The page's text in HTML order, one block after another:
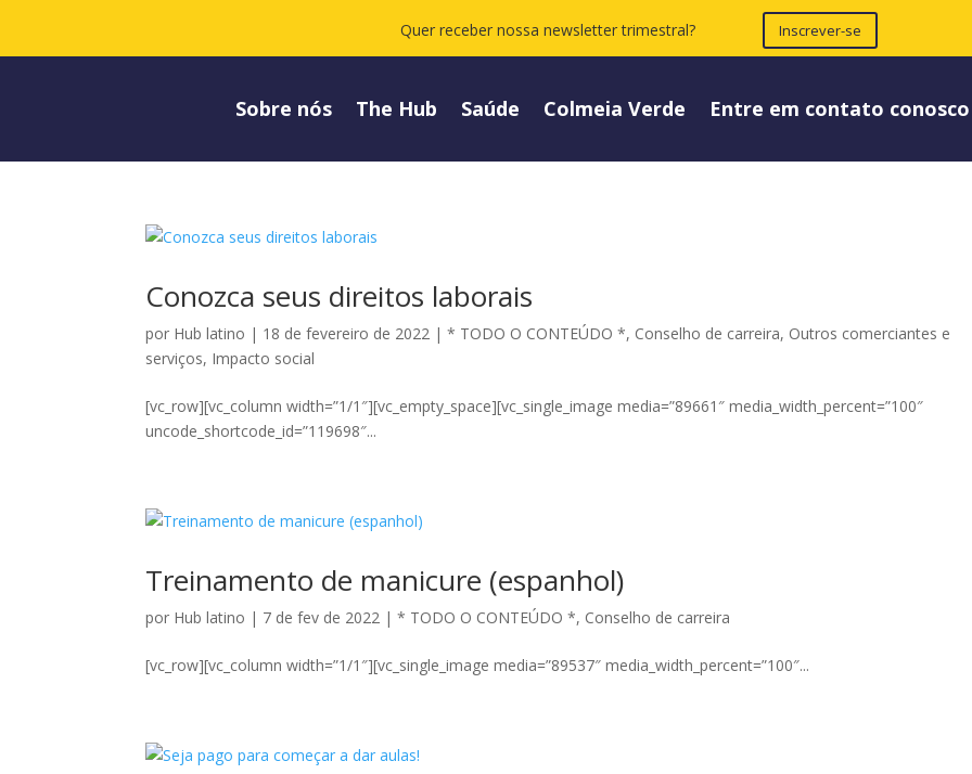
Quer receber nossa newsletter trimestral? Inscrever-se
Sobre nós The Hub Saúde Colmeia Verde Entre em contato conosco
Conozca seus direitos laborais
por Hub latino | 18 de fevereiro de 2022 |* TODO O CONTEÚDO *, Conselho de carreira, Outros comerciantes e
serviços, Impacto social
[vc_row][vc_column width=”1/1″][vc_empty_space][vc_single_image media=”89661″ media_width_percent=”100″
uncode_shortcode_id=”119698″...
Treinamento de manicure (espanhol)
por Hub latino | 7 de fev de 2022 |* TODO O CONTEÚDO *, Conselho de carreira
[vc_row][vc_column width=”1/1″][vc_single_image media=”89537″ media_width_percent=”100″...